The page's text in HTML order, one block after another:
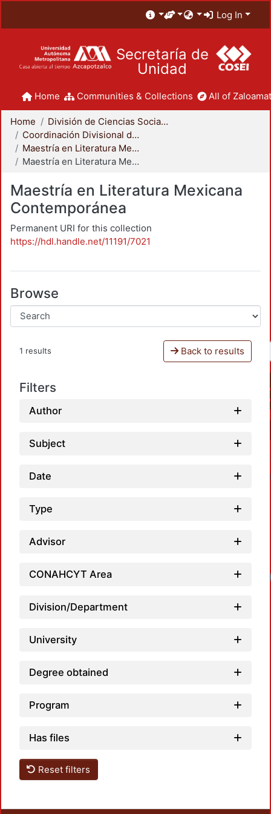
Log In
Secretaría de
Unidad
Home Communities & Collections All of
Home
División de Ciencias Sociales y Humanidades
Coordinación Divisional de Posgrado
Maestría en Literatura Mexicana Contemporánea
Maestría en Literatura Mexicana Contemporánea
Maestría en Literatura Mexicana
Contemporánea
Permanent URI for this collection
https://hdl.handle.net/11191/7021
Browse
1 results Back to results
Filters
Author
Subject
Date
Type
Advisor
CONAHCYT Area
Division/Department
University
Degree obtained
Program
Has files
Reset filters